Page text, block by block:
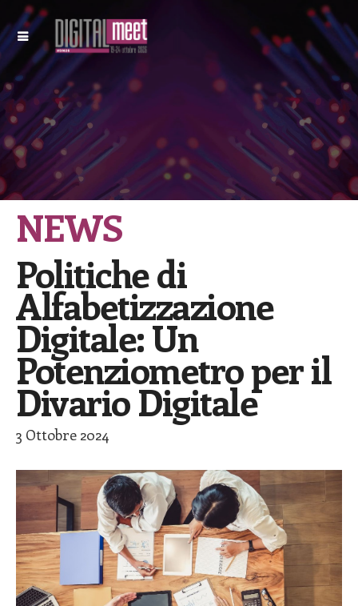
NEWS
Politiche di
Alfabetizzazione
Digitale: Un
Potenziometro per il
Divario Digitale
3 Ottobre 2024